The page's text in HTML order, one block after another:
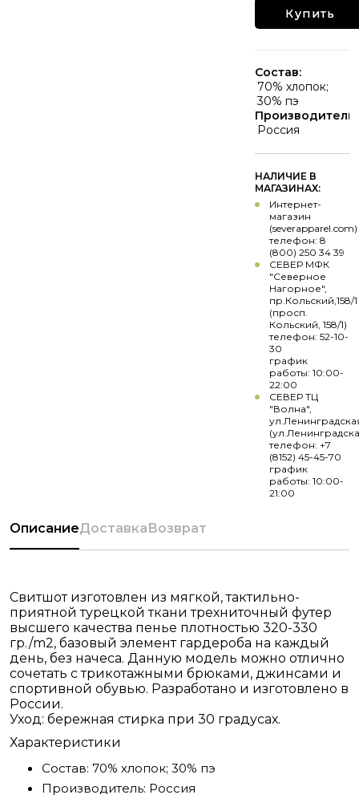
Купить
Состав:
70% хлопок;
30% пэ
Производитель:
Россия
НАЛИЧИЕ В
МАГАЗИНАХ:
Интернет-
магазин
(severapparel.com)
телефон: 8
(800) 250 34 39
СЕВЕР МФК
"Северное
Нагорное",
пр.Кольский,158/1
(просп.
Кольский, 158/1)
телефон: 52-10-
30
график
работы: 10:00-
22:00
СЕВЕР ТЦ
"Волна",
телефон: +7
(8152) 45-45-70
график
работы: 10:00-
21:00
ОписаниеДоставкаВозврат
Свитшот изготовлен из мягкой, тактильно-
приятной турецкой ткани трехниточный футер
высшего качества пенье плотностью 320-330
гр./m2, базовый элемент гардероба на каждый
день, без начеса. Данную модель можно отлично
сочетать с трикотажными брюками, джинсами и
спортивной обувью. Разработано и изготовлено в
России.
Уход: бережная стирка при 30 градусах.
Характеристики
Состав: 70% хлопок; 30% пэ
Производитель: Россия